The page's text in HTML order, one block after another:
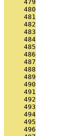
     479
     480
     481
     482
     483
     484
     485
     486
     487
     488
     489
     490
     491
     492
     493
     494
     495
     496